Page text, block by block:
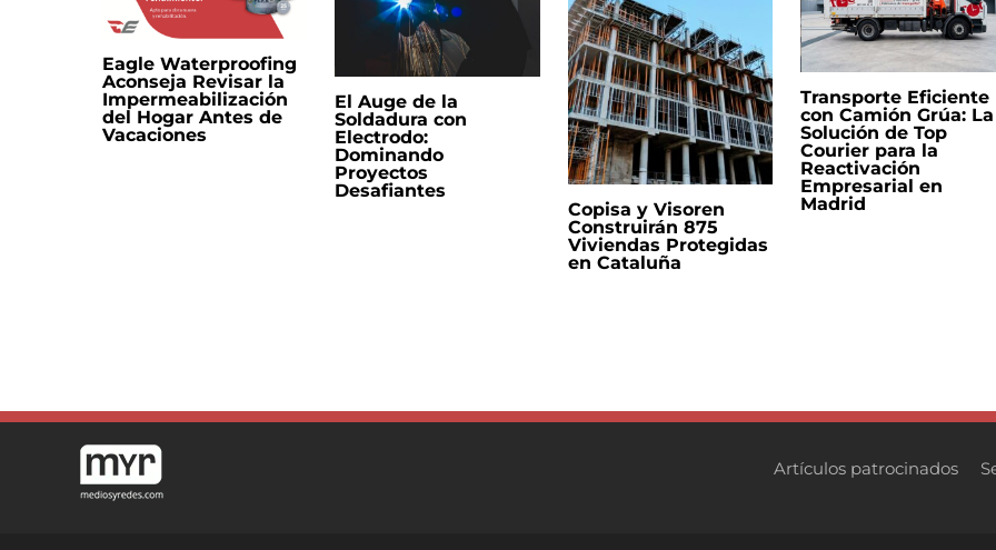
Eagle Waterproofing
Aconseja Revisar la
Impermeabilización
del Hogar Antes de
Vacaciones
El Auge de la
Soldadura con
Electrodo:
Dominando
Proyectos
Desafiantes
Copisa y Visoren
Construirán 875
Viviendas Protegidas
en Cataluña
Transporte Eficiente
con Camión Grúa: La
Solución de Top
Courier para la
Reactivación
Empresarial en
Madrid
Artículos patrocinados